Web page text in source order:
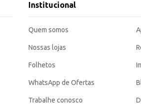
sendo uma escolha eficiente para
Institucional
Quem somos
Nossas lojas
Folhetos
WhatsApp de Ofertas
Trabalhe conosco